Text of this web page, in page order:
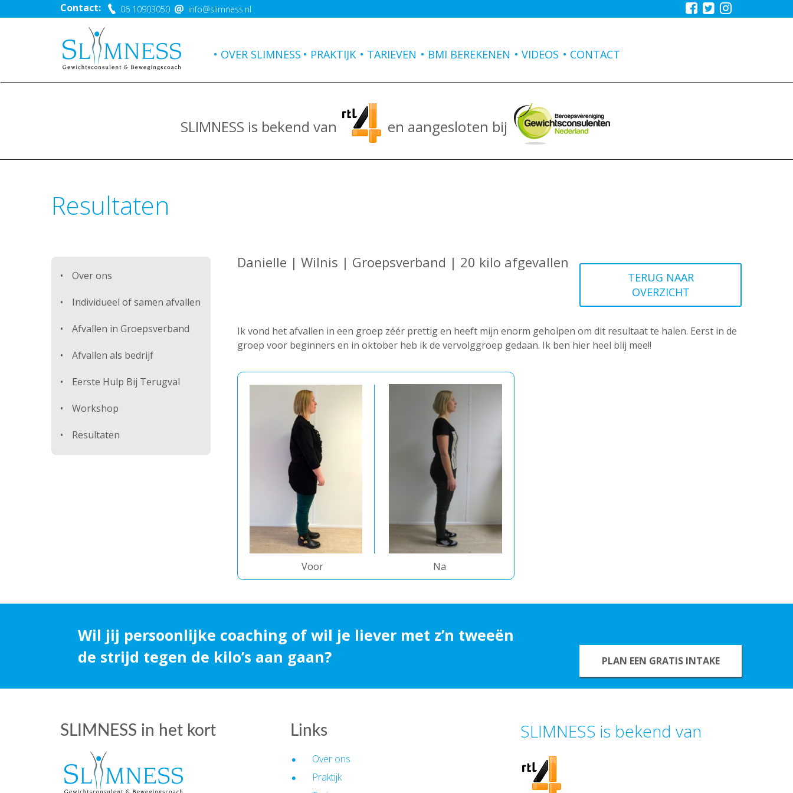
Contact: 06 10903050 info@slimness.nl
OVER SLIMNESS PRAKTIJK TARIEVEN BMI BEREKENEN VIDEOS CONTACT
SLIMNESS is bekend van en aangesloten bij
Resultaten
Over ons
Individueel of samen afvallen
Afvallen in Groepsverband
Afvallen als bedrijf
Eerste Hulp Bij Terugval
Workshop
Resultaten
Danielle | Wilnis | Groepsverband | 20 kilo afgevallen
TERUG NAAR
OVERZICHT
Ik vond het afvallen in een groep zéér prettig en heeft mijn enorm geholpen om dit resultaat te halen. Eerst in de
groep voor beginners en in oktober heb ik de vervolggroep gedaan. Ik ben hier heel blij mee!!
Voor Na
Wil jij persoonlijke coaching of wil je liever met z’n tweeën
de strijd tegen de kilo’s aan gaan?
PLAN EEN GRATIS INTAKE
SLIMNESS in het kort Links
Over ons
Praktijk
SLIMNESS is bekend van